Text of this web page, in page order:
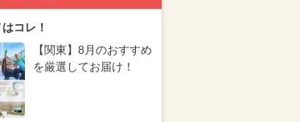
コレ！
【関東】8月のおすすめ
を厳選してお届け！